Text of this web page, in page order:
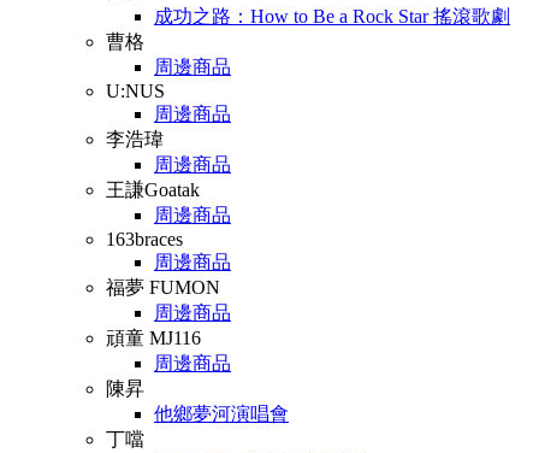
成功之路：How to Be a Rock Star 搖滾歌劇
曹格
周邊商品
U:NUS
周邊商品
李浩瑋
周邊商品
王謙Goatak
周邊商品
163braces
周邊商品
福夢 FUMON
周邊商品
頑童 MJ116
周邊商品
陳昇
他鄉夢河演唱會
丁噹